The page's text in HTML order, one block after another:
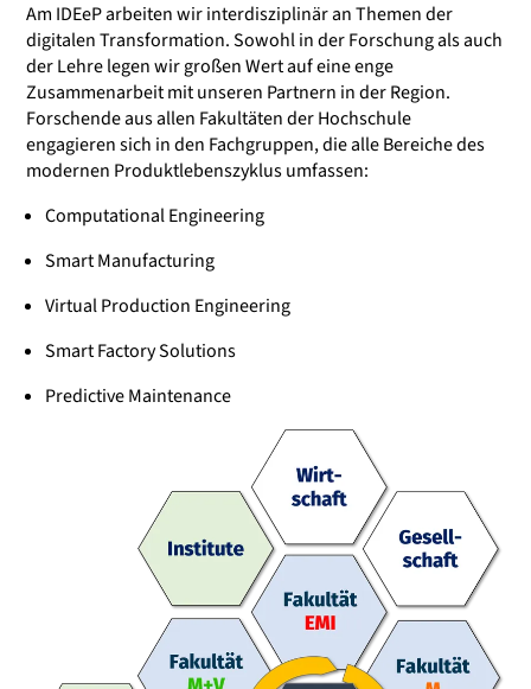
Am IDEeP arbeiten wir interdisziplinär an Themen der
digitalen Transformation. Sowohl in der Forschung als auch
der Lehre legen wir großen Wert auf eine enge
Zusammenarbeit mit unseren Partnern in der Region.
Forschende aus allen Fakultäten der Hochschule
engagieren sich in den Fachgruppen, die alle Bereiche des
modernen Produktlebenszyklus umfassen:
Computational Engineering
Smart Manufacturing
Virtual Production Engineering
Smart Factory Solutions
Predictive Maintenance